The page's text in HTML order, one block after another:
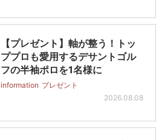
【プレゼント】軸が整う！トッ
ププロも愛用するデサントゴル
フの半袖ポロを1名様に
information プレゼント
2026.08.08